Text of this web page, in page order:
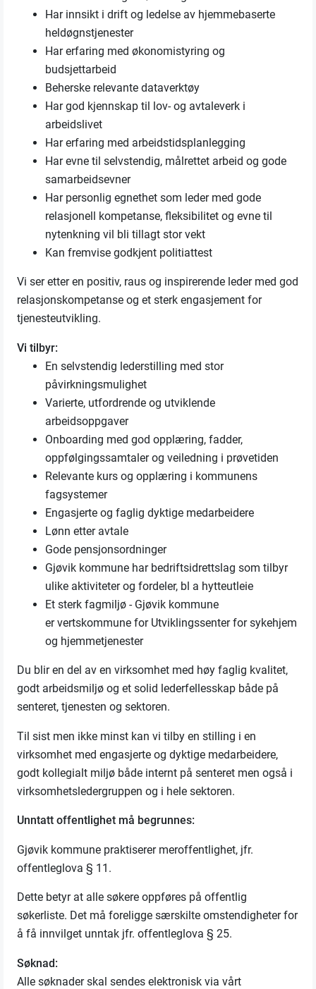
Har innsikt i drift og ledelse av hjemmebaserte
heldøgnstjenester
Har erfaring med økonomistyring og
budsjettarbeid
Beherske relevante dataverktøy
Har god kjennskap til lov- og avtaleverk i
arbeidslivet
Har erfaring med arbeidstidsplanlegging
Har evne til selvstendig, målrettet arbeid og gode
samarbeidsevner
Har personlig egnethet som leder med gode
relasjonell kompetanse, fleksibilitet og evne til
nytenkning vil bli tillagt stor vekt
Kan fremvise godkjent politiattest
Vi ser etter en positiv, raus og inspirerende leder med god
relasjonskompetanse og et sterk engasjement for
tjenesteutvikling.
Vi tilbyr:
En selvstendig lederstilling med stor
påvirkningsmulighet
Varierte, utfordrende og utviklende
arbeidsoppgaver
Onboarding med god opplæring, fadder,
oppfølgingssamtaler og veiledning i prøvetiden
Relevante kurs og opplæring i kommunens
fagsystemer
Engasjerte og faglig dyktige medarbeidere
Lønn etter avtale
Gode pensjonsordninger
Gjøvik kommune har bedriftsidrettslag som tilbyr
ulike aktiviteter og fordeler, bl a hytteutleie
Et sterk fagmiljø - Gjøvik kommune
ervertskommune for Utviklingssenter for sykehjem
og hjemmetjenester
Du blir en del av en virksomhet med høy faglig kvalitet,
godt arbeidsmiljø og et solid lederfellesskap både på
senteret, tjenesten og sektoren.
Til sist men ikke minst kan vi tilby en stilling i en
virksomhet med engasjerte og dyktige medarbeidere,
godt kollegialt miljø både internt på senteret men også i
virksomhetsledergruppen og i hele sektoren.
Unntatt offentlighet må begrunnes:
Gjøvik kommune praktiserer meroffentlighet, jfr.
offentleglova § 11.
Dette betyr at alle søkere oppføres på offentlig
søkerliste. Det må foreligge særskilte omstendigheter for
å få innvilget unntak jfr. offentleglova § 25.
Søknad:
Alle søknader skal sendes elektronisk via vårt